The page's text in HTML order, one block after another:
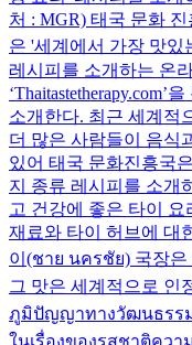
처 : MGR) 태국 문화 진
은 '세계에서 가장 맛
레시피를 소개하는 온
소개한다. 최근 세계적
더 많은 사람들이 음식
있어 태국 문화진흥국
지 종류 레시피를 소개
고 건강에 좋은 타이
재료와 타이 허브에 대
이(ชาย นครชัย) 국장은
그 맛은 세계적으로
ภูมิปัญญาทางวัฒนธรรม